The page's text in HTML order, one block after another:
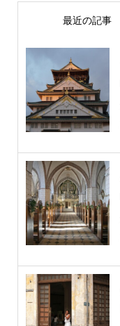
最近の記事